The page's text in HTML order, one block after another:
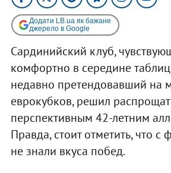
Додати LB.ua як бажане
джерело в Google
Сардинийский клуб,
комфортно в середине
недавно претендовавший на
еврокубков, решил
перспективным 42-летним
Правда, стоит отметить, что с
не знали вкуса побед.